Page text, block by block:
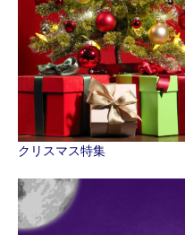
クリスマス特集